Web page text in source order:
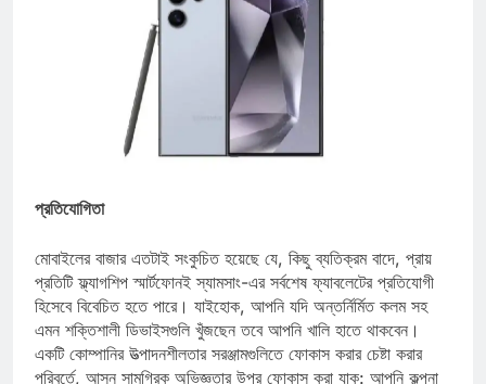
মোবাইলের বাজার এতটাই সংকুচিত হয়েছে যে, কিছু ব্যতিক্রম বাদে, প্রায়
প্রতিটি ফ্ল্যাগশিপ স্মার্টফোনই স্যামসাং-এর সর্বশেষ ফ্যাবলেটের প্রতিযোগী
হিসেবে বিবেচিত হতে পারে। যাইহোক, আপনি যদি অন্তর্নির্মিত কলম সহ
এমন শক্তিশালী ডিভাইসগুলি খুঁজছেন তবে আপনি খালি হাতে থাকবেন।
একটি কোম্পানির উত্পাদনশীলতার সরঞ্জামগুলিতে ফোকাস করার চেষ্টা করার